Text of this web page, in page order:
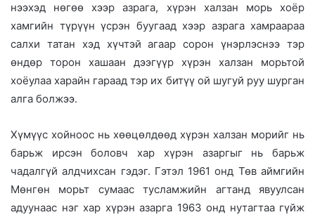
нээхэд нөгөө хээр азрага, хүрэн халзан морь хоёр
хамгийн түрүүн үсрэн буугаад хээр азрага хамраараа
салхи татан хэд хүчтэй агаар сорон үнэрлэснээ тэр
өндөр торон хашаан дээгүүр хүрэн халзан морьтой
хоёулаа харайн гараад тэр их битүү ой шугуй руу шурган
алга болжээ.
Хүмүүс хойноос нь хөөцөлдөөд хүрэн халзан морийг нь
барьж ирсэн боловч хар хүрэн азаргыг нь барьж
чадалгүй алдчихсан гэдэг. Гэтэл 1961 онд Төв аймгийн
Мөнгөн морьт сумаас тусламжийн агтанд явуулсан
адуунаас нэг хар хүрэн азарга 1963 онд нутагтаа гүйж